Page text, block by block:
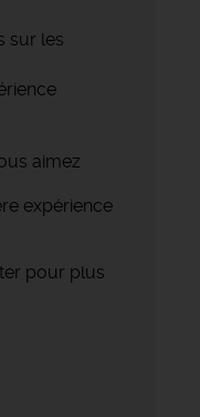
sur les
aimez
expérience
pour plus